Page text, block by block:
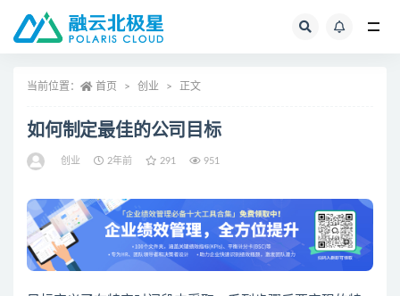
当前位置： 首页 创业 正文
如何制定最佳的公司目标
创业 2年前 291 951